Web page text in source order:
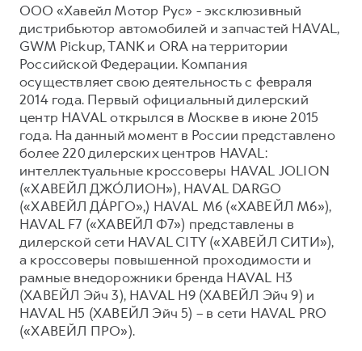
ООО «Хавейл Мотор Рус» - эксклюзивный
дистрибьютор автомобилей и запчастей HAVAL,
GWM Pickup, TANK и ORA на территории
Российской Федерации. Компания
осуществляет свою деятельность с февраля
2014 года. Первый официальный дилерский
центр HAVAL открылся в Москве в июне 2015
года. На данный момент в России представлено
более 220 дилерских центров HAVAL:
интеллектуальные кроссоверы HAVAL JOLION
(«ХАВЕЙЛ ДЖО́ЛИОН»), HAVAL DARGO
(«ХАВЕЙЛ ДА́РГО»,) HAVAL М6 («ХАВЕЙЛ M6»),
HAVAL F7 («ХАВЕЙЛ Ф7») представлены в
дилерской сети HAVAL CITY («ХАВЕЙЛ СИТИ»),
а кроссоверы повышенной проходимости и
рамные внедорожники бренда HAVAL H3
(ХАВЕЙЛ Эйч 3), HAVAL H9 (ХАВЕЙЛ Эйч 9) и
HAVAL H5 (ХАВЕЙЛ Эйч 5) – в сети HAVAL PRO
(«ХАВЕЙЛ ПРО»).